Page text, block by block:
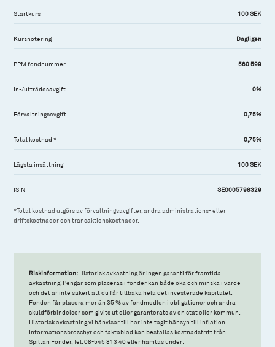
Startkurs 100 SEK
Kursnotering Dagligen
PPM fondnummer 560 599
In-/utträdesavgift 0%
Förvaltningsavgift 0,75%
Total kostnad * 0,75%
Lägsta insättning 100 SEK
ISIN SE0005798329
*Total kostnad utgörs av förvaltningsavgifter, andra administrations- eller
driftskostnader och transaktionskostnader.
Riskinformation: Historisk avkastning är ingen garanti för framtida
avkastning. Pengar som placeras i fonder kan både öka och minska i värde
och det är inte säkert att du får tillbaka hela det investerade kapitalet.
Fonden får placera mer än 35 % av fondmedlen i obligationer och andra
skuldförbindelser som givits ut eller garanterats av en stat eller kommun.
Historisk avkastning vi hänvisar till har inte tagit hänsyn till inflation.
Informationsbroschyr och faktablad kan beställas kostnadsfritt från
Spiltan Fonder, Tel: 08-545 813 40 eller hämtas under: